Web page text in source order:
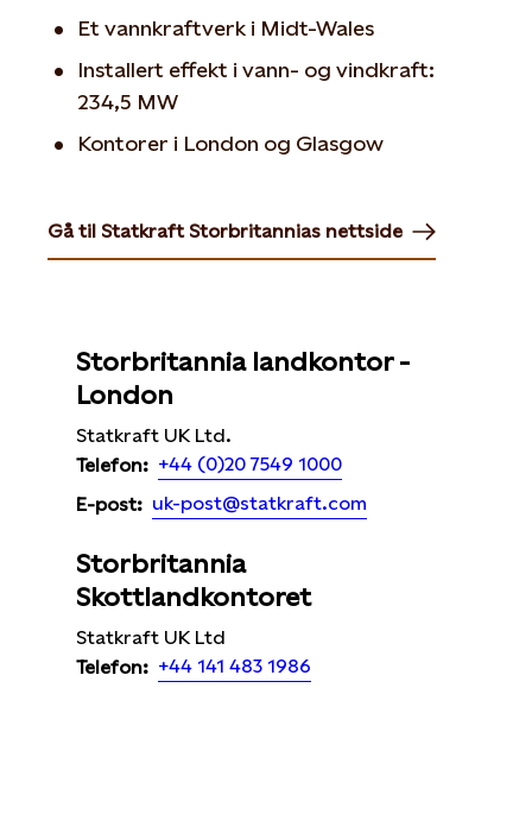
Et vannkraftverk i Midt-Wales
Installert effekt i vann- og vindkraft:
234,5 MW
Kontorer i London og Glasgow
Gå til Statkraft Storbritannias nettside
Opens in new tab or window
Storbritannia landkontor -
London
Statkraft UK Ltd.
Telefon: +44 (0)20 7549 1000
E-post: uk-post@statkraft.com
Storbritannia
Skottlandkontoret
Statkraft UK Ltd
Telefon: +44 141 483 1986